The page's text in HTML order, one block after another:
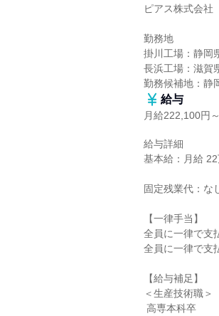
ピアス株式会社
勤務地
掛川工場：静岡
長浜工場：滋賀
勤務候補地：静
給与
月給222,100円
給与詳細
基本給：月給
固定残業代：な
【一律手当】
全員に一律で支
全員に一律で支
【給与補足】
＜生産技術職＞